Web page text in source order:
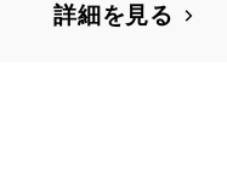
詳細を見る